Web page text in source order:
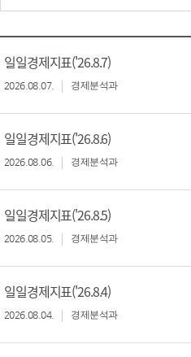
일일경제지표('26.8.7)
2026.08.07. 경제분석과
일일경제지표('26.8.6)
2026.08.06. 경제분석과
일일경제지표('26.8.5)
2026.08.05. 경제분석과
일일경제지표('26.8.4)
2026.08.04. 경제분석과